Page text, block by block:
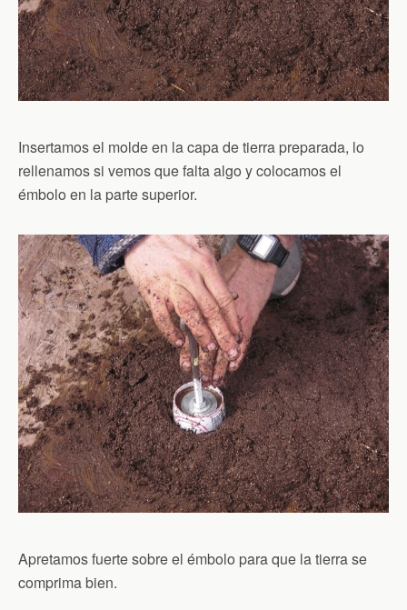
Insertamos el molde en la capa de tierra preparada, lo
rellenamos si vemos que falta algo y colocamos el
émbolo en la parte superior.
Apretamos fuerte sobre el émbolo para que la tierra se
comprima bien.